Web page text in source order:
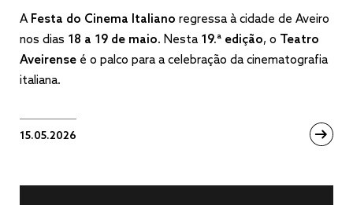
AFesta do Cinema Italiano regressa à cidade de Aveiro
nos dias 18 a 19 de maio. Nesta 19.ª edição, o Teatro
Aveirense é o palco para a celebração da cinematografia
italiana.
15.05.2026